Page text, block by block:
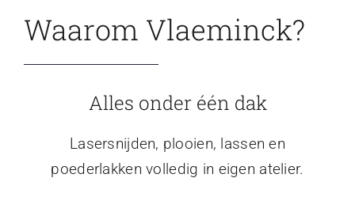
Waarom Vlaeminck?
Alles onder één dak
Lasersnijden, plooien, lassen en
poederlakken volledig in eigen atelier.